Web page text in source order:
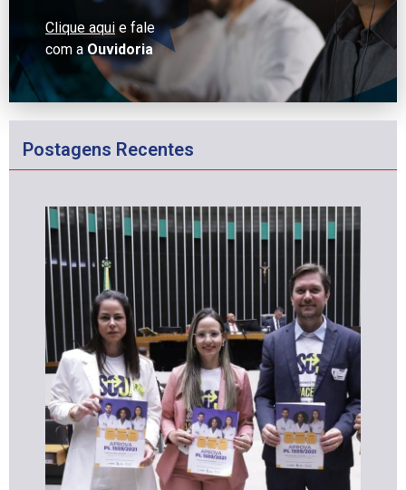
Clique aqui e fale
com aOuvidoria
Postagens Recentes